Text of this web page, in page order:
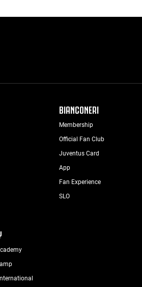
BIANCONERI
Membership
Official Fan Club
Juventus Card
App
Fan Experience
SLO